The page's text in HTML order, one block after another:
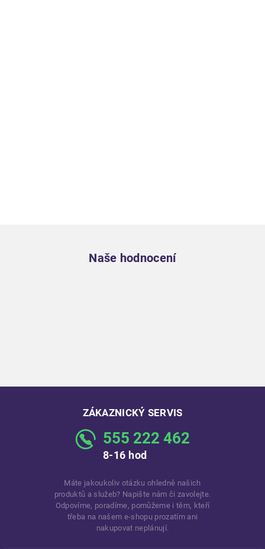
Naše hodnocení
ZÁKAZNICKÝ SERVIS
555 222 462
8-16 hod
Máte jakoukoliv otázku ohledně našich
produktů a služeb? Napište nám či zavolejte.
Odpovíme, poradíme, pomůžeme i těm, kteří
třeba na našem e-shopu prozatím ani
nakupovat neplánují.